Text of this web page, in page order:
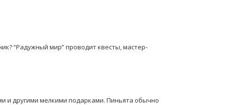
“Радужный мир” проводит квесты, мастер-
и другими мелкими подарками. Пиньята обычно